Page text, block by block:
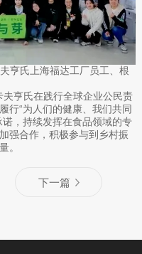
亨氏上海福达工厂员工、根
亨氏在践行全球企业公民责
行“为人们的健康、我们共同
，持续发挥在食品领域的专
强合作，积极参与到乡村振
。
下一篇